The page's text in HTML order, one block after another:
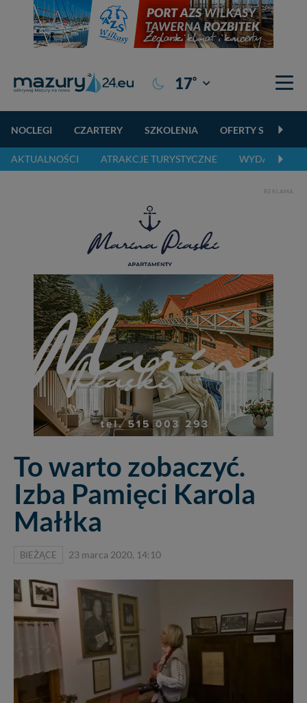
17° Giżycko
NOCLEGI CZARTERY SZKOLENIA OFERTY
AKTUALNOŚCI ATRAKCJE TURYSTYCZNE WYDARZENIA
REKLAMA
To warto zobaczyć.
Izba Pamięci Karola
Małłka
BIEŻĄCE 23 marca 2020, 14:10